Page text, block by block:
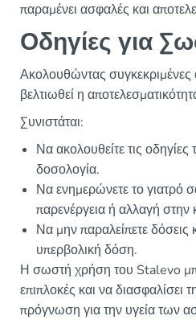
παραμένει ασφαλές και
Οδηγίες για
Ακολουθώντας συγκεκριμένες
βελτιωθεί η
Συνιστάται:
Να ακολουθείτε τις οδηγίες
δοσολογία.
Να ενημερώνετε το γιατρό
παρενέργεια ή αλλαγή
Να μην παραλείπετε δόσεις
υπερβολική δόση.
Η σωστή χρήση του Stalevo
επιπλοκές και να διασφαλίσει
πρόγνωση για την υγεία των